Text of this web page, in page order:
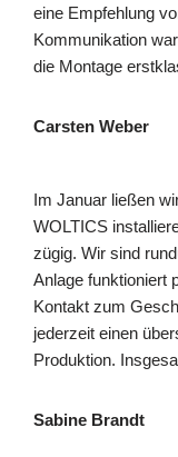
eine Empfehlung
Kommunikation
die Montage
Carsten Weber
Im Januar ließen
WOLTICS
zügig. Wir sind
Anlage funktioniert
Kontakt zum
jederzeit einen
Produktion.
Sabine Brandt